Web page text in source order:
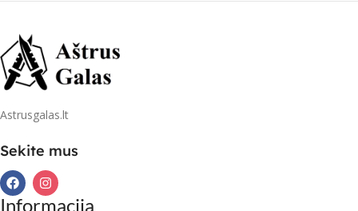
Astrusgalas.lt
Sekite mus
Informacija